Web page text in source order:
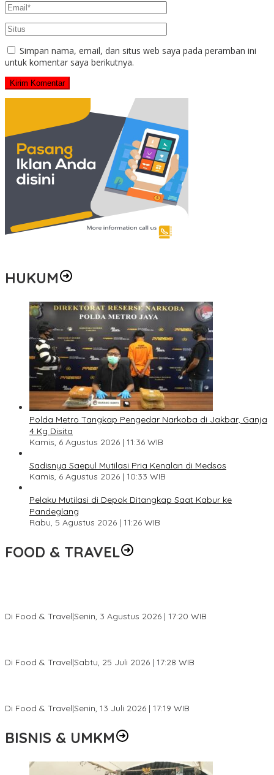
Simpan nama, email, dan situs web saya pada peramban ini
untuk komentar saya berikutnya.
HUKUM
Polda Metro Tangkap Pengedar Narkoba di Jakbar, Ganja
4 Kg Disita
Kamis, 6 Agustus 2026 | 11:36 WIB
Sadisnya Saepul Mutilasi Pria Kenalan di Medsos
Kamis, 6 Agustus 2026 | 10:33 WIB
Pelaku Mutilasi di Depok Ditangkap Saat Kabur ke
Pandeglang
Rabu, 5 Agustus 2026 | 11:26 WIB
FOOD & TRAVEL
Di Food & Travel|Senin, 3 Agustus 2026 | 17:20 WIB
Di Food & Travel|Sabtu, 25 Juli 2026 | 17:28 WIB
Di Food & Travel|Senin, 13 Juli 2026 | 17:19 WIB
BISNIS & UMKM